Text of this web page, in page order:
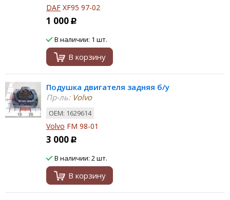
DAF XF95 97-02
1 000 Р
В наличии: 1 шт.
В корзину
Подушка двигателя задняя б/у
Пр-ль:Volvo
ОЕМ: 1629614
Volvo FM 98-01
3 000 Р
В наличии: 2 шт.
В корзину